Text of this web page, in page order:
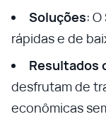
Soluções:
rápidas e de
Resultados
desfrutam de
econômicas